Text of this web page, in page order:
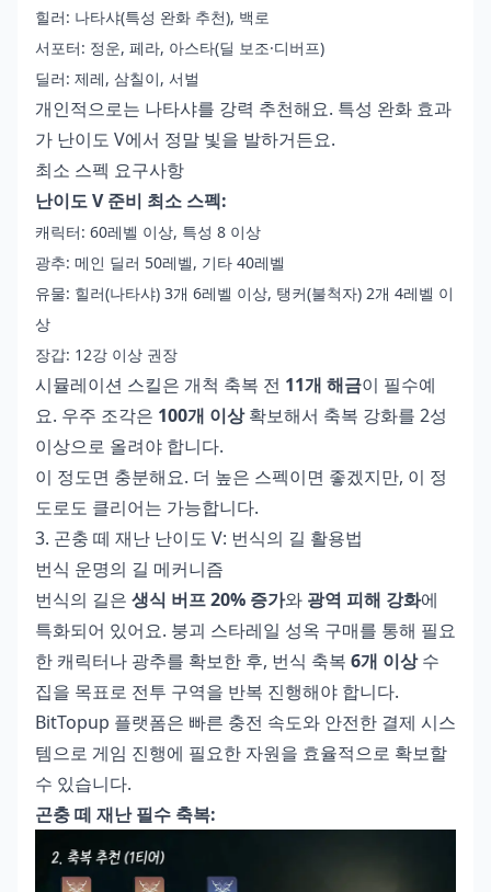
힐러: 나타샤(특성 완화 추천), 백로
서포터: 정운, 페라, 아스타(딜 보조·디버프)
딜러: 제레, 삼칠이, 서벌
개인적으로는 나타샤를 강력 추천해요. 특성 완화 효과
가 난이도 V에서 정말 빛을 발하거든요.
최소 스펙 요구사항
난이도 V 준비 최소 스펙:
캐릭터: 60레벨 이상, 특성 8 이상
광추: 메인 딜러 50레벨, 기타 40레벨
유물: 힐러(나타샤) 3개 6레벨 이상, 탱커(불척자) 2개 4레벨 이
상
장갑: 12강 이상 권장
시뮬레이션 스킬은 개척 축복 전 11개 해금이 필수예
요. 우주 조각은 100개 이상확보해서 축복 강화를 2성
이상으로 올려야 합니다.
이 정도면 충분해요. 더 높은 스펙이면 좋겠지만, 이 정
도로도 클리어는 가능합니다.
3. 곤충 떼 재난 난이도 V: 번식의 길 활용법
번식 운명의 길 메커니즘
번식의 길은 생식 버프 20% 증가와 광역 피해 강화에
특화되어 있어요. 붕괴 스타레일 성옥 구매를 통해 필요
한 캐릭터나 광추를 확보한 후, 번식 축복 6개 이상수
집을 목표로 전투 구역을 반복 진행해야 합니다.
BitTopup 플랫폼은 빠른 충전 속도와 안전한 결제 시스
템으로 게임 진행에 필요한 자원을 효율적으로 확보할
수 있습니다.
곤충 떼 재난 필수 축복: